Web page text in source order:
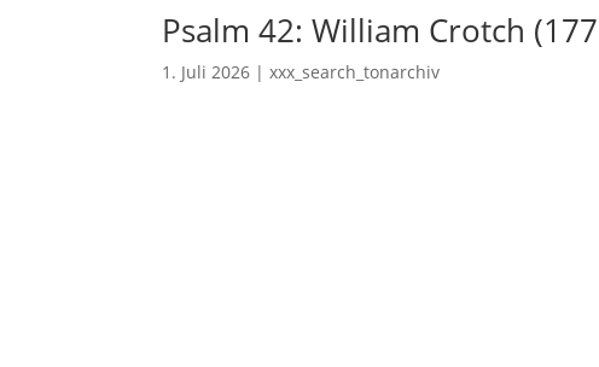
Psalm 42: William Crotch
1. Juli 2026 |xxx_search_tonarchiv